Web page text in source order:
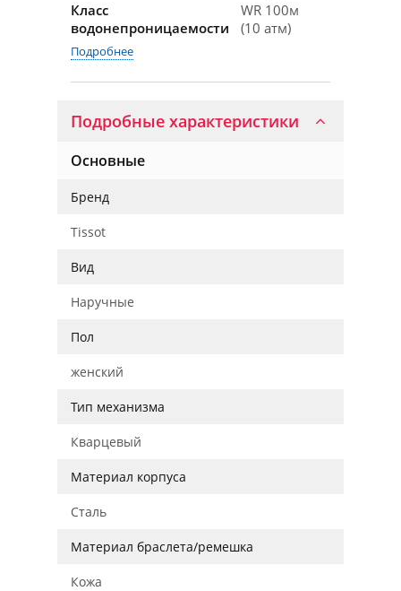
Класс
водонепроницаемости
WR 100м
(10 атм)
Подробнее
Подробные характеристики
Основные
Бренд
Tissot
Вид
Наручные
Пол
женский
Тип механизма
Кварцевый
Материал корпуса
Сталь
Материал браслета/ремешка
Кожа